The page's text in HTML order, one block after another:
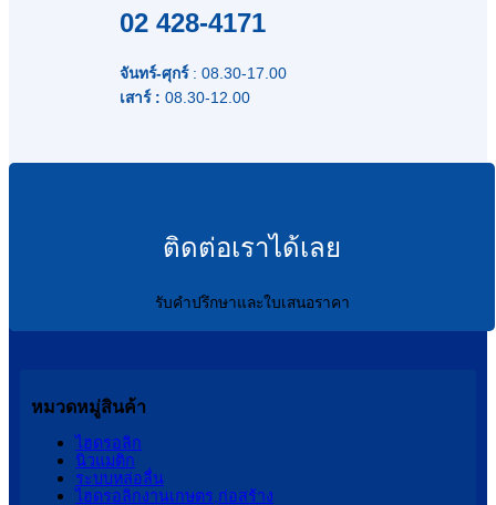
02 428-4171
จันทร์-ศุกร์: 08.30-17.00
เสาร์ : 08.30-12.00
ติดต่อเราได้เลย
รับคำปรึกษาและใบเสนอราคา
หมวดหมู่สินค้า
ไฮดรอลิก
นิวแมติก
ระบบหล่อลื่น
ไฮดรอลิกงานเกษตร,ก่อสร้าง